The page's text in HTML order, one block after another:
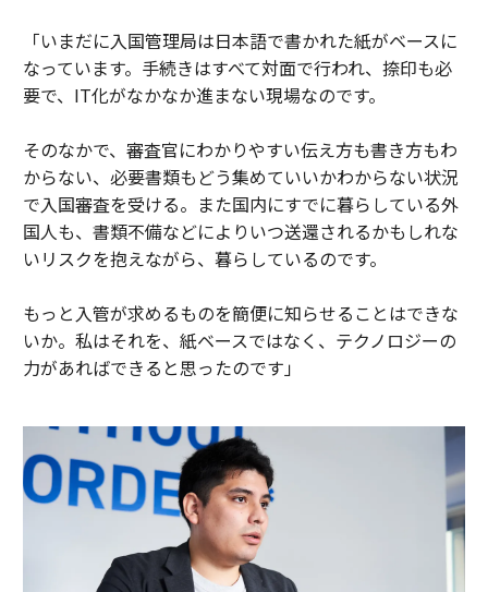
「いまだに入国管理局は日本語で書かれた紙がベースに
なっています。手続きはすべて対面で行われ、捺印も必
要で、IT化がなかなか進まない現場なのです。
そのなかで、審査官にわかりやすい伝え方も書き方もわ
からない、必要書類もどう集めていいかわからない状況
で入国審査を受ける。また国内にすでに暮らしている外
国人も、書類不備などによりいつ送還されるかもしれな
いリスクを抱えながら、暮らしているのです。
もっと入管が求めるものを簡便に知らせることはできな
いか。私はそれを、紙ベースではなく、テクノロジーの
力があればできると思ったのです」